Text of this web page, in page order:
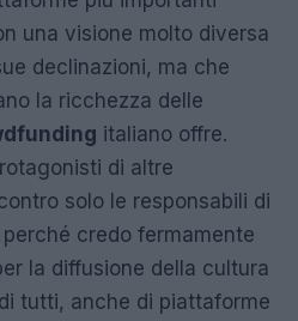
una visione molto diversa
declinazioni, ma che
la ricchezza delle
italiano offre.
di altre
solo le responsabili di
credo fermamente
la diffusione della cultura
tutti, anche di piattaforme